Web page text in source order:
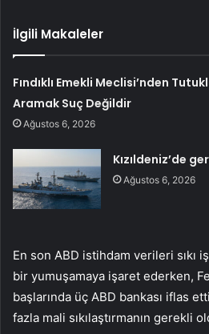
İlgili Makaleler
Fındıklı Emekli Meclisi’nden
Aramak Suç Değildir
Ağustos 6, 2026
Kızıldeniz’de
Ağustos 6, 2026
En son ABD istihdam verileri sıkı
bir yumuşamaya işaret ederken,
başlarında üç ABD bankası iflas
fazla mali sıkılaştırmanın gerekli